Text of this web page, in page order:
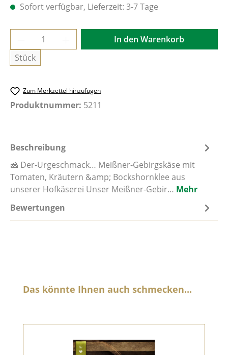
Sofort verfügbar, Lieferzeit: 3-7 Tage
Produkt Anzahl: Gib den gewünschten
Stück
In den Warenkorb
Zum Merkzettel hinzufügen
Produktnummer: 5211
Beschreibung
🧀 Der-Urgeschmack… Meißner-Gebirgskäse mit
Tomaten, Kräutern &amp; Bockshornklee aus
unserer Hofkäserei Unser Meißner-Gebir… Mehr
Bewertungen
Produktgalerie überspringen
Das könnte Ihnen auch schmecken...